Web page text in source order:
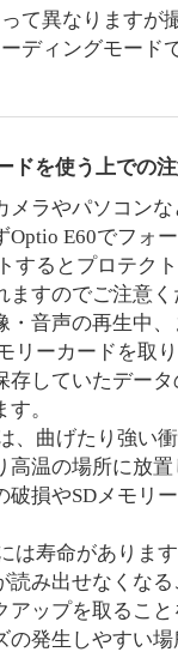
て異なりますが
ディングモード
ドを使う上での
メラやパソコン
Optio E60でフォ
するとプロテク
ますのでご注意
・音声の再生中
リーカードを取
存していたデー
。
、曲げたり強い
高温の場所に放
破損やSDメモリ
は寿命がありま
読み出せなくな
アップを取るこ
の発生しやすい